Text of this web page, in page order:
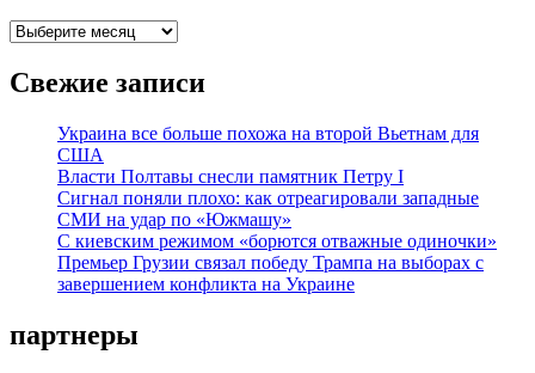
архивы
Свежие записи
Украина все больше похожа на второй Вьетнам для
США
Власти Полтавы снесли памятник Петру I
Сигнал поняли плохо: как отреагировали западные
СМИ на удар по «Южмашу»
С киевским режимом «борются отважные одиночки»
Премьер Грузии связал победу Трампа на выборах с
завершением конфликта на Украине
партнеры